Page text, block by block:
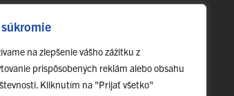
na zlepšenie vášho zážitku z
prispôsobených reklám alebo obsahu
Kliknutím na "Prijať všetko"
činnosti
konania